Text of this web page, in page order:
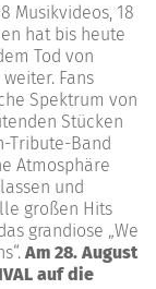
Musikvideos, 18
hat bis heute
Tod von
Fans
Spektrum von
Stücken
Tribute-Band
Atmosphäre
und
großen Hits
grandiose „We
Am 28. August
auf die